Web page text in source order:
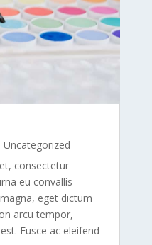
Uncategorized
consectetur
eu convallis
eget dictum
arcu tempor,
Fusce ac eleifend